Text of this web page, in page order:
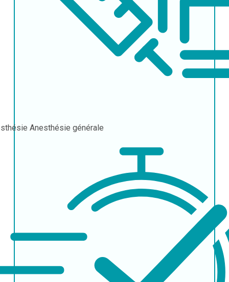
Anesthésie générale